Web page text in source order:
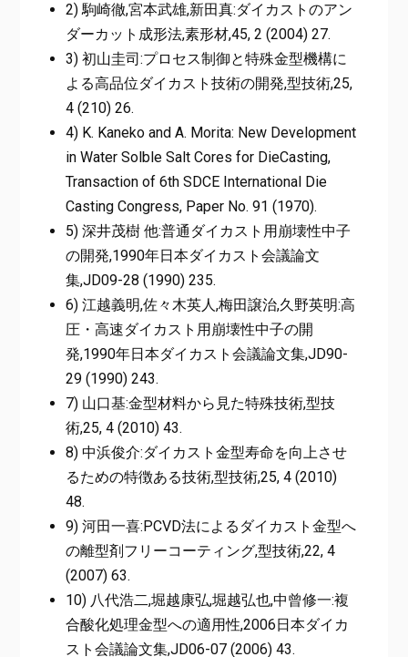
2) 駒崎徹,宮本武雄,新田真:ダイカストのアン
ダーカット成形法,素形材,45, 2 (2004) 27.
3) 初山圭司:プロセス制御と特殊金型機構に
よる高品位ダイカスト技術の開発,型技術,25,
4 (210) 26.
4) K. Kaneko and A. Morita: New Development
in Water Solble Salt Cores for DieCasting,
Transaction of 6th SDCE International Die
Casting Congress, Paper No. 91 (1970).
5) 深井茂樹 他:普通ダイカスト用崩壊性中子
の開発,1990年日本ダイカスト会議論文
集,JD09-28 (1990) 235.
6) 江越義明,佐々木英人,梅田譲治,久野英明:高
圧・高速ダイカスト用崩壊性中子の開
発,1990年日本ダイカスト会議論文集,JD90-
29 (1990) 243.
7) 山口基:金型材料から見た特殊技術,型技
術,25, 4 (2010) 43.
8) 中浜俊介:ダイカスト金型寿命を向上させ
るための特徴ある技術,型技術,25, 4 (2010)
48.
9) 河田一喜:PCVD法によるダイカスト金型へ
の離型剤フリーコーティング,型技術,22, 4
(2007) 63.
10) 八代浩二,堀越康弘,堀越弘也,中曾修一:複
合酸化処理金型への適用性,2006日本ダイカ
スト会議論文集,JD06-07 (2006) 43.